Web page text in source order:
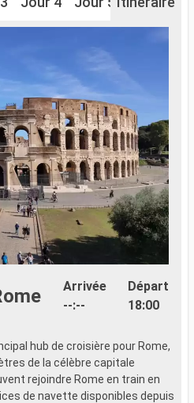
Arrivée
--:--
Départ
18:00
hub de croisière pour Rome,
de la célèbre capitale
rejoindre Rome en train en
de navette disponibles depuis